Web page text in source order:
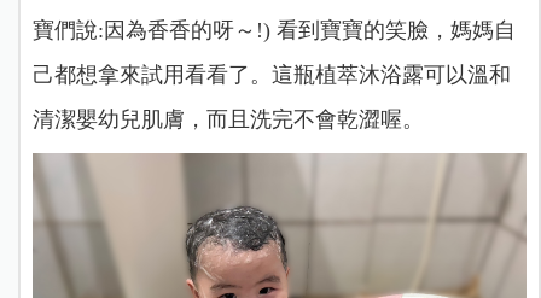
寶們說:因為香香的呀～!) 看到寶寶的笑臉，媽媽自
己都想拿來試用看看了。這瓶植萃沐浴露可以溫和
清潔嬰幼兒肌膚，而且洗完不會乾澀喔。